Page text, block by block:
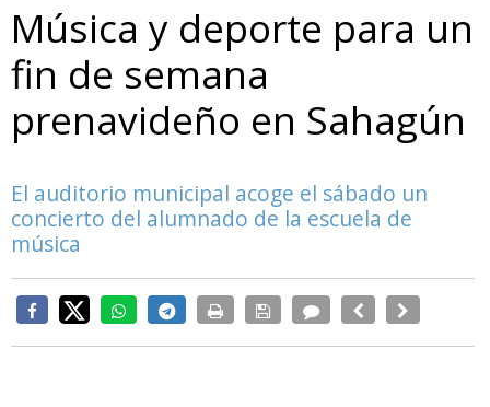
Música y deporte para un
fin de semana
prenavideño en Sahagún
El auditorio municipal acoge el sábado un
concierto del alumnado de la escuela de
música